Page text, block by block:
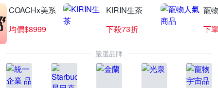
COACHx美系
均價$8999
KIRIN生茶
下殺73折
寵
下
嚴選品牌